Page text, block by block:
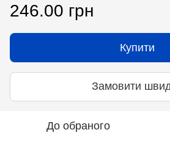
246.00 грн
Купити
Замовити
До обраного